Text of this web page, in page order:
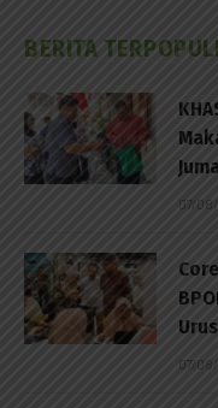
BERITA
07/
07/